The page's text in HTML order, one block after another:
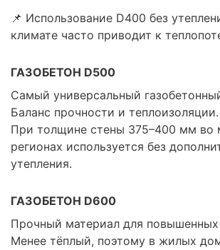
📌 Использование D400 без
климате часто приводит к
ГАЗОБЕТОН D500
Самый универсальный
Баланс прочности и теплоизоляции.
При толщине стены 375–400 мм во
регионах используется без
утепления.
ГАЗОБЕТОН D600
Прочный материал для повышенных
Менее тёплый, поэтому в жилых